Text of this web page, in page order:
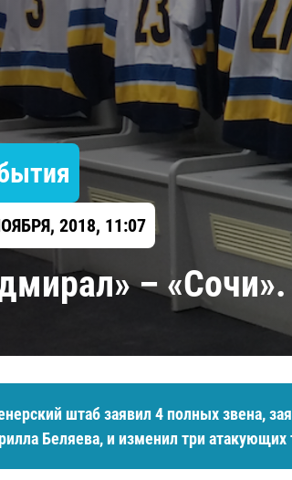
Локомотив
Северсталь
Шанхайские Драконы
2018, 11:07
–
штаб заявил 4 полных звена,
Беляева, и изменил три